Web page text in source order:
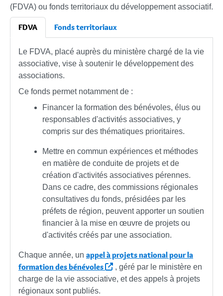
(FDVA) ou fonds territoriaux du développement associatif.
FDVA Fonds territoriaux
Le FDVA, placé auprès du ministère chargé de la vie
associative, vise à soutenir le développement des
associations.
Ce fonds permet notamment de :
Financer la formation des bénévoles, élus ou
responsables d'activités associatives, y
compris sur des thématiques prioritaires.
Mettre en commun expériences et méthodes
en matière de conduite de projets et de
création d'activités associatives pérennes.
Dans ce cadre, des commissions régionales
consultatives du fonds, présidées par les
préfets de région, peuvent apporter un soutien
financier à la mise en œuvre de projets ou
d'activités créés par une association.
Chaque année, un appel à projets national pour la
formation des bénévoles
, géré par le ministère en
charge de la vie associative, et des appels à projets
régionaux sont publiés.